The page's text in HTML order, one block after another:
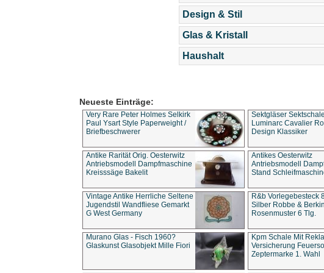
Design & Stil
Glas & Kristall
Haushalt
Neueste Einträge:
Very Rare Peter Holmes Selkirk
Paul Ysart Style Paperweight /
Briefbeschwerer
Sektgläser
Luminarc Cavalier
Design Klassiker
Antike Rarität Orig. Oesterwitz
Antriebsmodell Dampfmaschine
Kreisssäge Bakelit
Antikes Oesterwitz
Antriebsmodell
Stand
Vintage Antike Herrliche Seltene
Jugendstil Wandfliese Gemarkt
G West Germany
R&b Vorlegebesteck
Silber Robbe &
Rosenmuster 6 Tlg.
Murano Glas - Fisch 1960?
Glaskunst Glasobjekt Mille Fiori
Kpm Schale Mit
Versicherung
Zeptermarke 1. Wahl